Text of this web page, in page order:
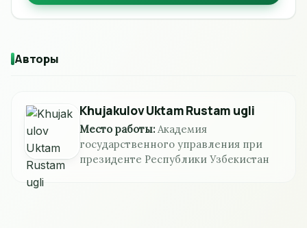
Авторы
Khujakulov Uktam Rustam ugli
Место работы: Академия
государственного управления при
президенте Республики Узбекистан